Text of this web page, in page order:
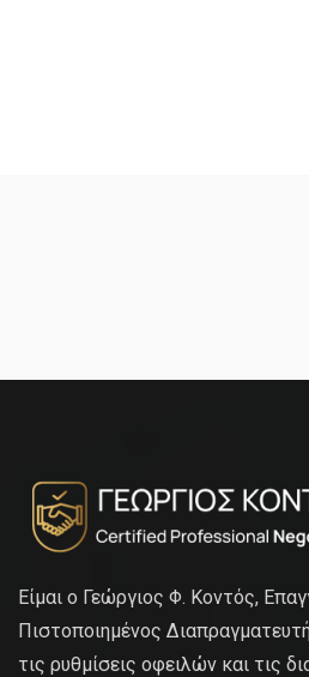
Είμαι ο Γεώργιος Φ. Κοντός,
Πιστοποιημένος
τις ρυθμίσεις οφειλών και τις